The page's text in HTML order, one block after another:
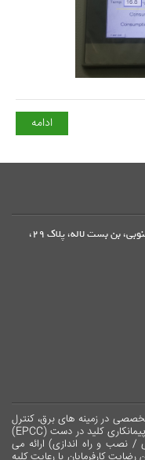
ادامه
تهران، خیابان ملاصدرا، خیابان شیرازی جنوبی، بن بست لاله، پلاک 29،
در زمینه های برق، کنترل
و ابزار دقیق است که خدمات خود را به صورت پیمانکاری کلید در دست (EPCC)
/ نصب و راه اندازی) ارائه می